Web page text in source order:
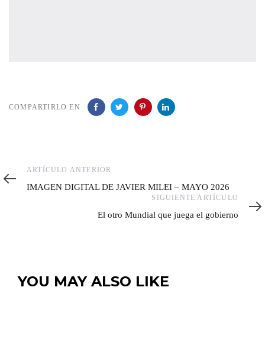
COMPARTIRLO EN
Artículo
ARTÍCULO ANTERIOR
IMAGEN DIGITAL DE JAVIER MILEI – MAYO 2026
SIGUIENTE ARTÍCULO
El otro Mundial que juega el gobierno
YOU MAY ALSO LIKE